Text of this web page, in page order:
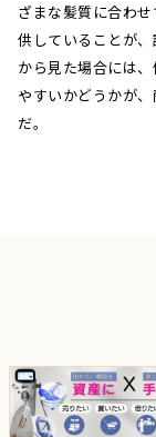
ざまな髪質に合わ
供していることが
から見た場合には
やすいかどうかが
だ。